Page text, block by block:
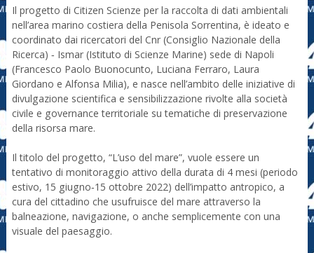
Il progetto di Citizen Scienze per la raccolta di dati ambientali
nell’area marino costiera della Penisola Sorrentina, è ideato e
coordinato dai ricercatori del Cnr (Consiglio Nazionale della
Ricerca) ‐ Ismar (Istituto di Scienze Marine) sede di Napoli
(Francesco Paolo Buonocunto, Luciana Ferraro, Laura
Giordano e Alfonsa Milia), e nasce nell’ambito delle iniziative di
divulgazione scientifica e sensibilizzazione rivolte alla società
civile e governance territoriale su tematiche di preservazione
della risorsa mare.
Il titolo del progetto, “L’uso del mare”, vuole essere un
tentativo di monitoraggio attivo della durata di 4 mesi (periodo
estivo, 15 giugno‐15 ottobre 2022) dell’impatto antropico, a
cura del cittadino che usufruisce del mare attraverso la
balneazione, navigazione, o anche semplicemente con una
visuale del paesaggio.